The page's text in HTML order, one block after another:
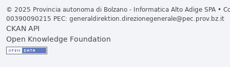
© 2025 Provincia autonoma di Bolzano - Informatica Alto Adige SPA •
00390090215 PEC: generaldirektion.direzionegenerale@pec.prov.bz.it
CKAN API
Open Knowledge Foundation